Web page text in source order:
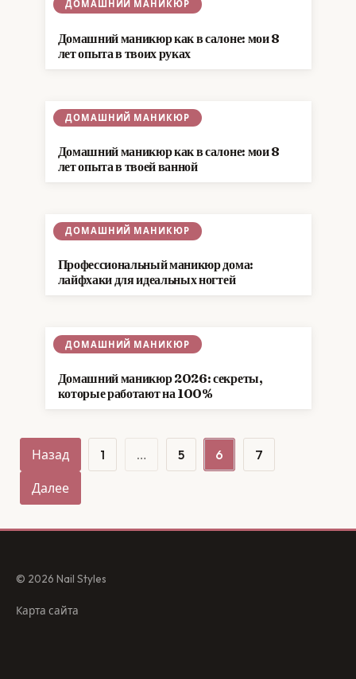
ДОМАШНИЙ МАНИКЮР
Домашний маникюр как в салоне: мои 8
лет опыта в твоих руках
ДОМАШНИЙ МАНИКЮР
Домашний маникюр как в салоне: мои 8
лет опыта в твоей ванной
ДОМАШНИЙ МАНИКЮР
Профессиональный маникюр дома:
лайфхаки для идеальных ногтей
ДОМАШНИЙ МАНИКЮР
Домашний маникюр 2026: секреты,
которые работают на 100%
Пагинация
записей
Назад 1 … 5 6 7
Далее
© 2026 Nail Styles
Карта сайта